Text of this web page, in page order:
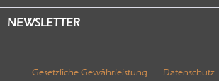
NEWSLETTER
Gesetzliche Gewährleistung Datenschutz